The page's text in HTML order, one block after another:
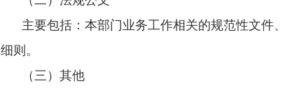
主要包括：本部门业务工作相关的规范性文件
细则。
（三） 其他